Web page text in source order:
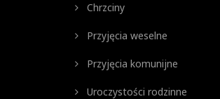
Chrzciny
Przyjęcia weselne
Przyjęcia komunijne
Uroczystości rodzinne